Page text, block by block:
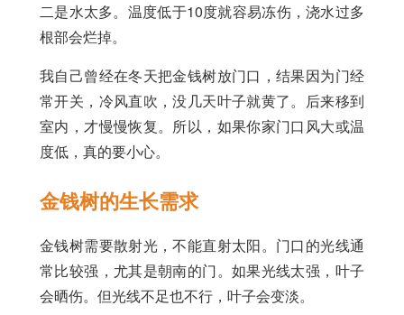
二是水太多。温度低于10度就容易冻伤，浇水过多
根部会烂掉。
我自己曾经在冬天把金钱树放门口，结果因为门经
常开关，冷风直吹，没几天叶子就黄了。后来移到
室内，才慢慢恢复。所以，如果你家门口风大或温
度低，真的要小心。
金钱树的生长需求
金钱树需要散射光，不能直射太阳。门口的光线通
常比较强，尤其是朝南的门。如果光线太强，叶子
会晒伤。但光线不足也不行，叶子会变淡。